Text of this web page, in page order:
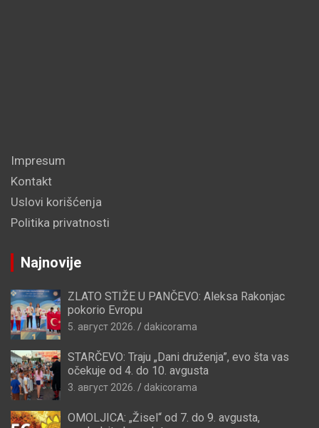
Impresum
Kontakt
Uslovi korišćenja
Politika privatnosti
Najnovije
ZLATO STIŽE U PANČEVO: Aleksa Rakonjac
pokorio Evropu
5. август 2026. dakicorama
STARČEVO: Traju „Dani druženja”, evo šta vas
očekuje od 4. do 10. avgusta
3. август 2026. dakicorama
OMOLJICA: „Žisel“ od 7. do 9. avgusta,